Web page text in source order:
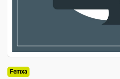
Femxa